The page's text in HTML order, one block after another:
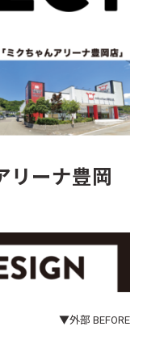
リーナ豊岡
▼外部 BEFORE